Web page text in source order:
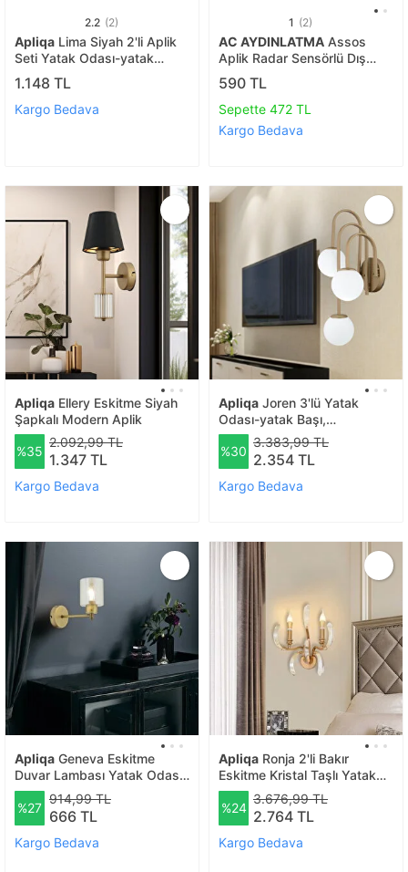
2.2 (2)
Apliqa Lima Siyah 2'li Aplik
Seti Yatak Odası-yatak
Başı,cafe,restoran Için Duvar
Lambası
1.148 TL
Kargo Bedava
1 (2)
AC AYDINLATMA Assos
Aplik Radar Sensörlü Dış
Mekan Duvar Armatürü |
6500k Beyaz Işık | 220v
590 TL
Sepette 472 TL
Kargo Bedava
Apliqa Ellery Eskitme Siyah
Şapkalı Modern Aplik
%35
2.092,99 TL
1.347 TL
Kargo Bedava
Apliqa Joren 3'lü Yatak
Odası-yatak Başı,
Cafe,restoran Için Duvar
Lambası Tasarım Modern
Aplik
%30
3.383,99 TL
2.354 TL
Kargo Bedava
Apliqa Geneva Eskitme
Duvar Lambası Yatak Odası-
yatak Başı-banyo İçin
Modern Aplik
%27
914,99 TL
666 TL
Kargo Bedava
Apliqa Ronja 2'li Bakır
Eskitme Kristal Taşlı Yatak
Başı, Salon Aplik
%24
3.676,99 TL
2.764 TL
Kargo Bedava